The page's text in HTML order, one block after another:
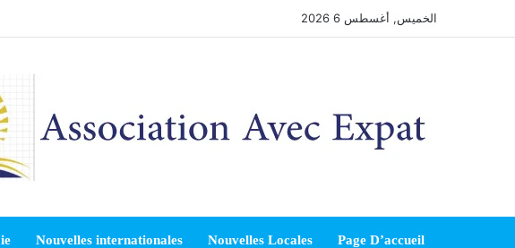
الخميس, أغسطس 6 2026
Page D’accueil
Nouvelles Locales
Nouvelles internationales